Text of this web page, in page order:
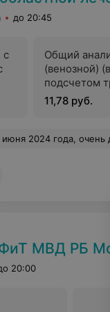
до 20:45
с
Общий
(венозной)
подсчетом
11,78 руб.
вниманием, все доступно объясняет, благодаря
МВД РБ
20:00